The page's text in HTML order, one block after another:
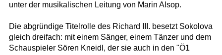
unter der musikalischen Leitung von Marin Alsop.
Die abgründige Titelrolle des Richard III. besetzt Sokolova
gleich dreifach: mit einem Sänger, einem Tänzer und dem
Schauspieler Sören Kneidl, der sie auch in den "Ö1